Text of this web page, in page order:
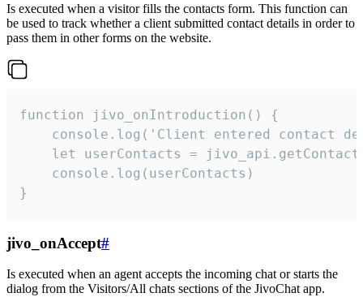
Is executed when a visitor fills the contacts form. This function can
be used to track whether a client submitted contact details in order to
pass them in other forms on the website.
function jivo_onIntroduction() {
console.log('Client entered contact
let userContacts =
    console.log(userContacts)
}
jivo_onAccept#
Is executed when an agent accepts the incoming chat or starts the
dialog from the Visitors/All chats sections of the JivoChat app.